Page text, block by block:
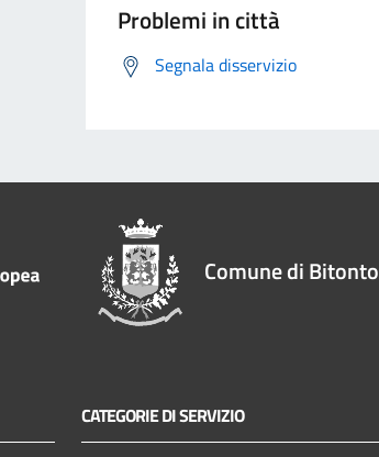
Problemi in città
Segnala disservizio
Comune di Bitonto
CATEGORIE DI SERVIZIO